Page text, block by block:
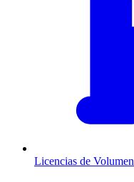
Licencias de Volumen